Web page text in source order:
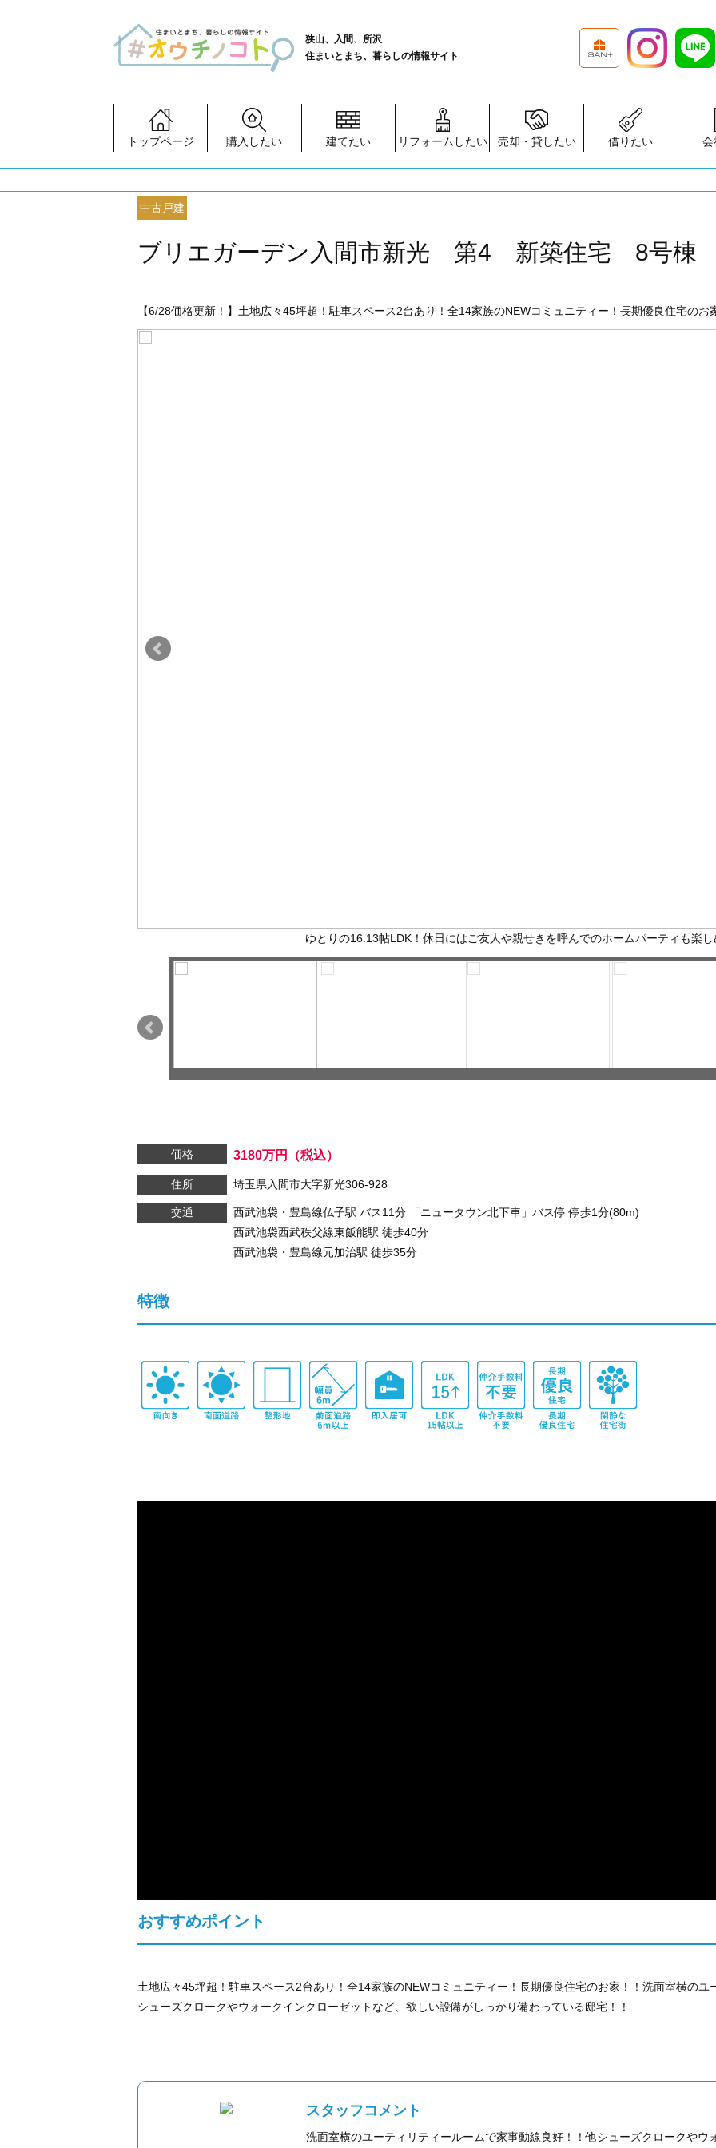
狭山、入間、所沢
住まいとまち、暮らしの情報サイト
トップページ 購入したい 建てたい リフォームしたい 売却・貸したい 借りたい 会
中古戸建
ブリエガーデン入間市新光 第4 新築住宅 8号棟
【6/28価格更新！】土地広々45坪超！駐車スペース2台あり！全14家族のNEWコミュニティー！長期優良住宅のお
ゆとりの16.13帖LDK！休日にはご友人や親せきを呼んでのホームパーティも楽し
価格 3180万円 （税込）
住所 埼玉県入間市大字新光306-928
交通 西武池袋・豊島線仏子駅 バス11分 「ニュータウン北下車」 バス停 停歩1分(80m)
西武池袋西武秩父線東飯能駅 徒歩40分
西武池袋・豊島線元加治駅 徒歩35分
特徴
おすすめポイント
土地広々45坪超！駐車スペース2台あり！全14家族のNEWコミュニティー！長期優良住宅のお家！！洗面室横の
シューズクロークやウォークインクローゼットなど、欲しい設備がしっかり備わっている邸宅！！
スタッフコメント
洗面室横のユーティリティールームで家事動線良好！！他シューズクロークやウ